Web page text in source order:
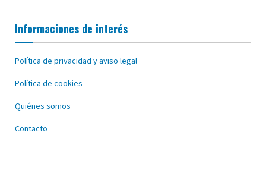
Informaciones de interés
Política de privacidad y aviso legal
Política de cookies
Quiénes somos
Contacto